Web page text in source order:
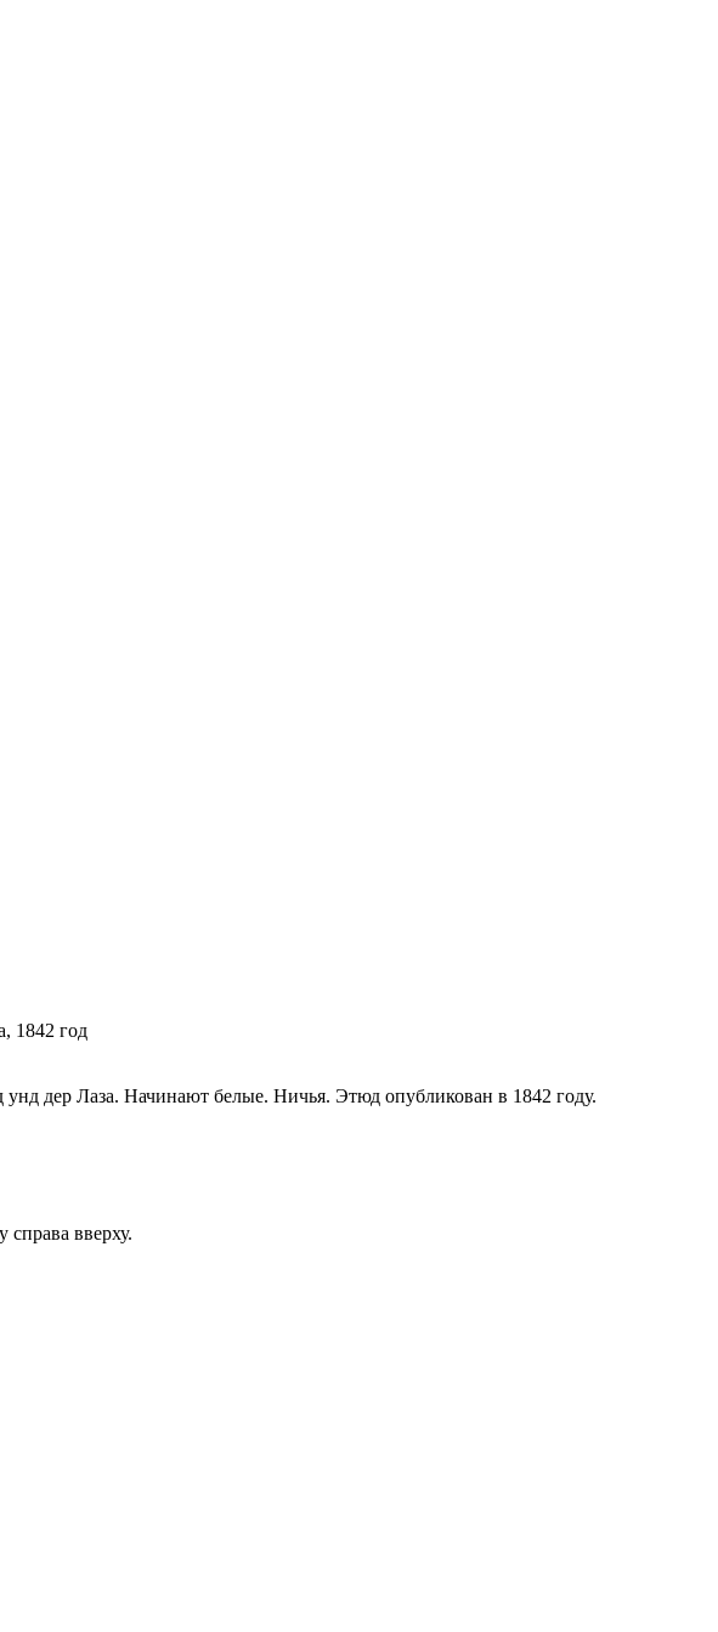
дер Лаза. Начинают белые. Ничья. Этюд опубликован в 1842 году.
справа вверху.